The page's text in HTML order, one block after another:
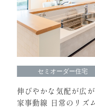
セミオーダー住宅
伸びやかな気配が広
家事動線 日常のリズ